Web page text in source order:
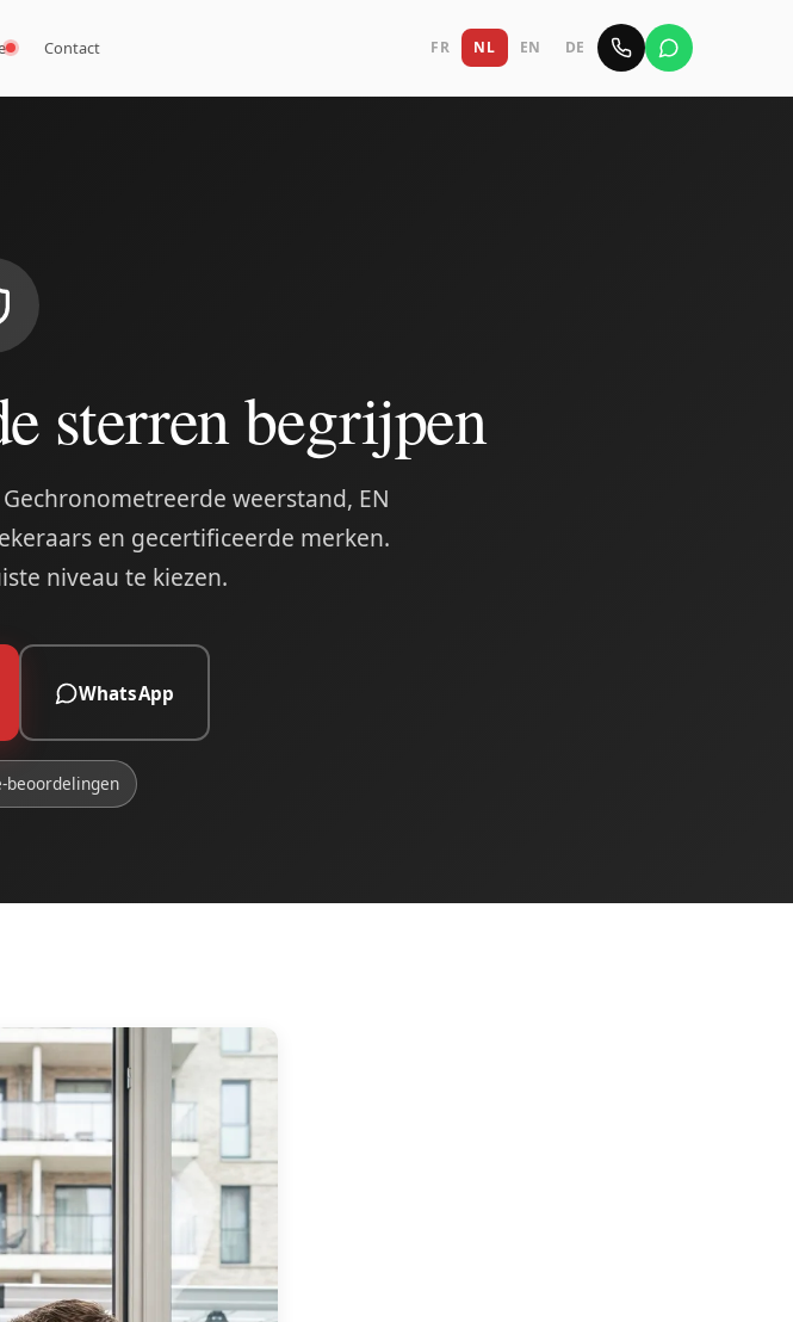
Contact FR NL EN DE
sterren begrijpen
weerstand, EN
en gecertificeerde merken.
niveau te kiezen.
WhatsApp
beoordelingen